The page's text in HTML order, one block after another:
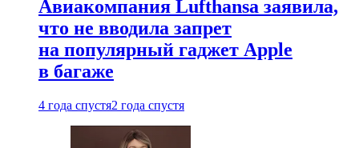
Авиакомпания Lufthansa заявила,
что не вводила запрет
на популярный гаджет Apple
в багаже
4 года спустя2 года спустя